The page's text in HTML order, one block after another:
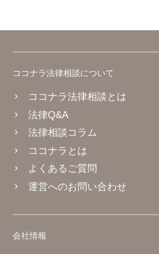
ココナラ法律相談について
ココナラ法律相談とは
法律Q&A
法律相談コラム
ココナラとは
よくあるご質問
運営へのお問い合わせ
会社情報